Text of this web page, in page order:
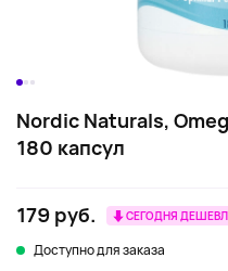
Nordic Naturals,
180 капсул
179 руб. СЕГОДНЯ
Доступно для заказа